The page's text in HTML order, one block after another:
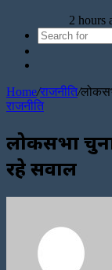
2 hours
Home/राजनीति/
राजनीति
लोकसभा
रहे सवाल